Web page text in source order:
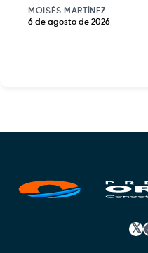
MOISÉS MARTÍNEZ
6 de agosto de 2026
𝕏